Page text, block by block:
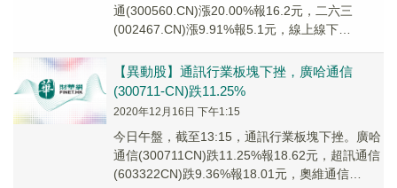
通(300560.CN)漲20.00%報16.2元，二六三
(002467.CN)漲9.91%報5.1元，線上線下
【異動股】通訊行業板塊下挫，廣哈通信
(300711-CN)跌11.25%
2020年12月16日 下午1:15
今日午盤，截至13:15，通訊行業板塊下挫。廣哈
通信(300711CN)跌11.25%報18.62元，超訊通信
(603322CN)跌9.36%報18.01元，奧維通信